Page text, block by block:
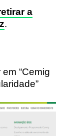
a
.
“Cemig